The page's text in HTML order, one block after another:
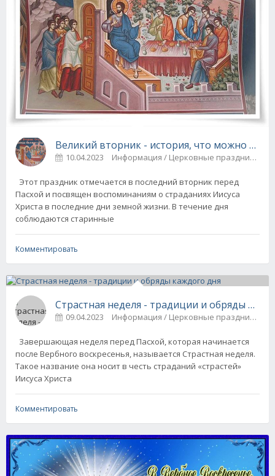
Великий вторник - история, что можно и
10.04.2023 Информация / Церковные праздники
Этот праздник отмечается в последний вторник перед
Пасхой и посвящен воспоминаниям о страданиях Иисуса
Христа в последние дни земной жизни. В течение дня
соблюдаются старинные
Комментировать
Страстная неделя - традиции и обряды
09.04.2023 Информация / Церковные праздники
Завершающая неделя перед Пасхой, которая начинается
после Вербного воскресенья, называется Страстная неделя.
Такое название она носит в честь страданий «страстей»
Иисуса Христа
Комментировать